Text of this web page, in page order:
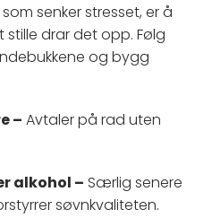
senker stresset, er å
drar det opp. Følg
og bygg
– Avtaler på rad uten
alkohol – Særlig senere
søvnkvaliteten.